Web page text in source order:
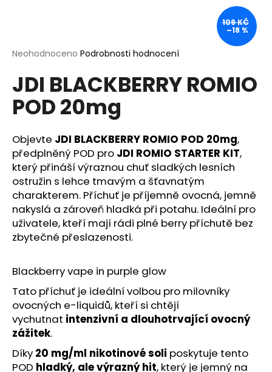
Průměrné
produktu
je
0,0
hvězdiček.
Neohodnoceno Podrobnosti hodnocení
JDI BLACKBERRY ROMIO
POD 20mg
Objevte JDI BLACKBERRY ROMIO POD 20mg,
předplněný POD pro JDI ROMIO STARTER KIT,
který přináší výraznou chuť sladkých lesních
ostružin s lehce tmavým a šťavnatým
charakterem. Příchuť je příjemně ovocná, jemně
nakyslá a zároveň hladká při potahu. Ideální pro
uživatele, kteří mají rádi plné berry příchutě bez
zbytečné přeslazenosti.
Blackberry vape in purple glow
Tato příchuť je ideální volbou pro milovníky
ovocných e-liquidů, kteří si chtějí
vychutnat intenzivní a dlouhotrvající ovocný
zážitek.
Díky 20 mg/ml nikotinové soli poskytuje tento
POD hladký, ale výrazný hit, který je jemný na
109 KČ
–18 %
í
t
?
HLEDAT
D
o
p
o
č
u
j
e
m
e